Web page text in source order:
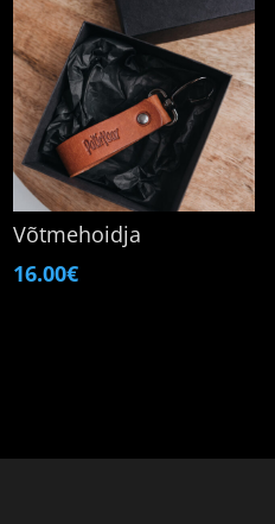
Võtmehoidja
16.00€